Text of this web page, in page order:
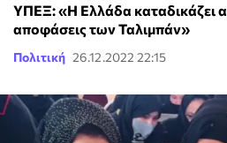
ΥΠΕΞ: «Η Ελλάδα καταδικάζει
αποφάσεις των Ταλιμπάν»
Πολιτική 26.12.2022 22:15